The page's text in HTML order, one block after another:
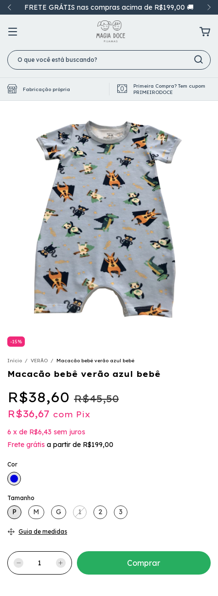
FRETE GRÁTIS nas compras acima de R$199,00 🚚
Fabricação própria
Primeira Compra? Tem cupom
PRIMEIRODOCE
-15%
Início / VERÃO / Macacão bebê verão azul bebê
Macacão bebê verão azul bebê
R$38,60 R$45,50
R$36,67 com Pix
6 x de R$6,43 sem juros
Frete grátis a partir de R$199,00
Cor
Tamanho
P M G 1 2 3
Guia de medidas